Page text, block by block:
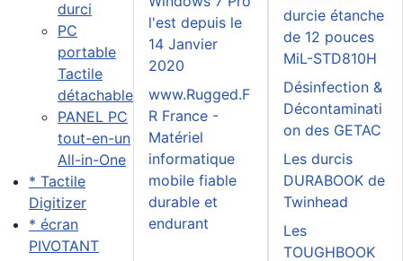
durci
PC
portable
Tactile
détachable
PANEL PC
tout-en-un
All-in-One
* Tactile
Digitizer
* écran
PIVOTANT
l'est depuis le
14 Janvier
2020
www.Rugged.F
R France -
Matériel
informatique
mobile fiable
durable et
endurant
durcie étanche
de 12 pouces
MiL-STD810H
Désinfection &
Décontaminati
on des GETAC
Les durcis
DURABOOK de
Twinhead
Les
TOUGHBOOK